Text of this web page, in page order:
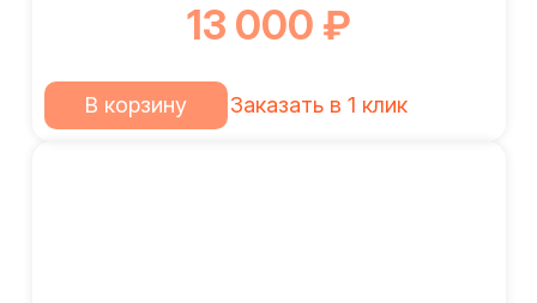
13 000 ₽
В корзину Заказать в 1 клик